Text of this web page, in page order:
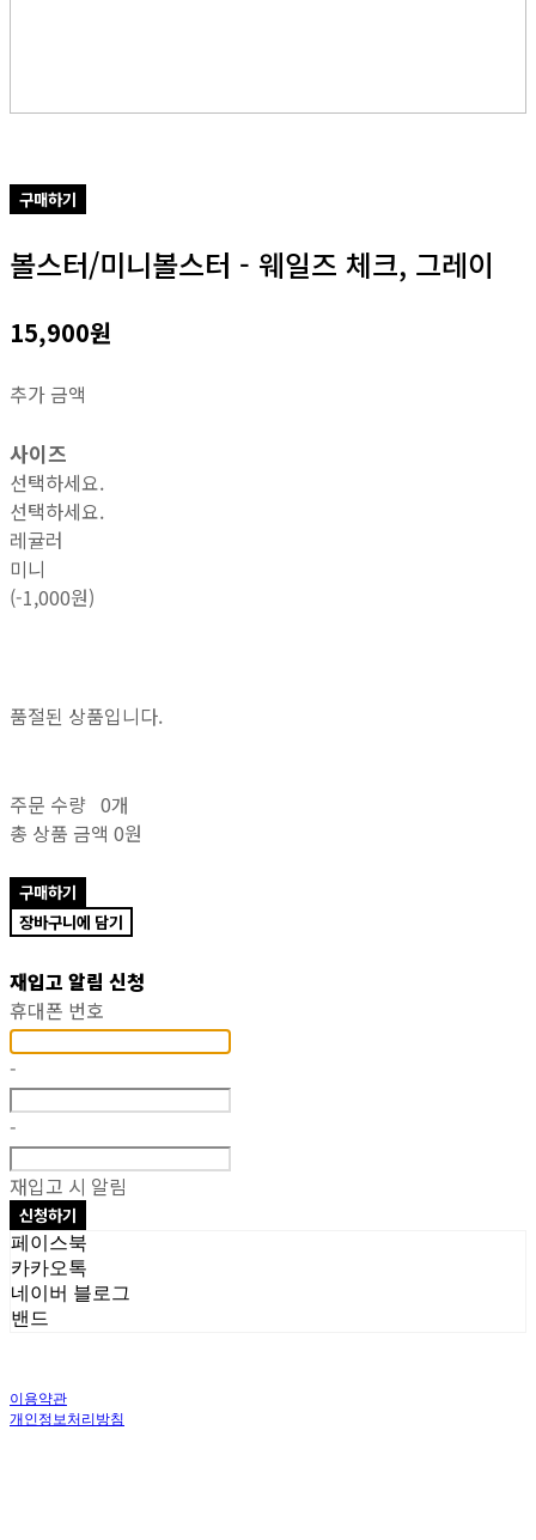
구매하기
볼스터/미니볼스터 - 웨일즈 체크, 그레이
15,900원
추가 금액
사이즈
선택하세요.
선택하세요.
레귤러
미니
(-1,000원)
품절된 상품입니다.
주문 수량 0개
총 상품 금액 0원
구매하기
장바구니에 담기
재입고 알림 신청
휴대폰 번호
-
-
재입고 시 알림
신청하기
페이스북
카카오톡
네이버 블로그
밴드
이용약관
개인정보처리방침